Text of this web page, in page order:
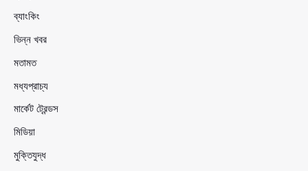
ব্যাংকিং
ভিন্ন খবর
মতামত
মধ্যপ্রাচ্য
মার্কেট ট্রেন্ডস
মিডিয়া
মুক্তিযুদ্ধ